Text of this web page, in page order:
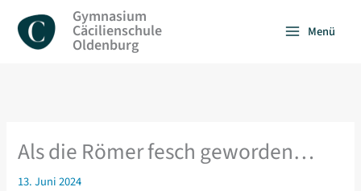
Inhalt
springen
Gymnasium
Cäcilienschule
Oldenburg
Menü
Als die Römer fesch geworden…
13. Juni 2024